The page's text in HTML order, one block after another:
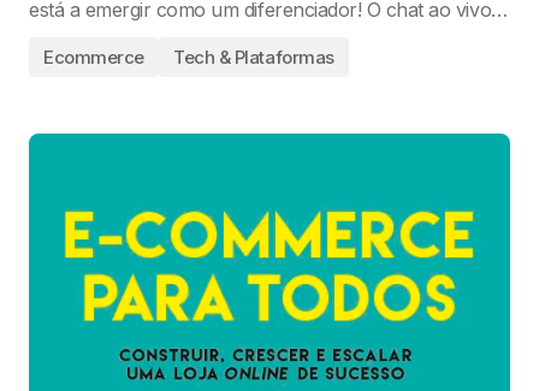
está a emergir como um diferenciador! O chat ao vivo…
Ecommerce Tech & Plataformas